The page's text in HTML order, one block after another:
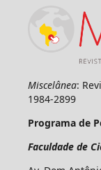
Miscelânea:
1984-2899
Programa de
Faculdade de